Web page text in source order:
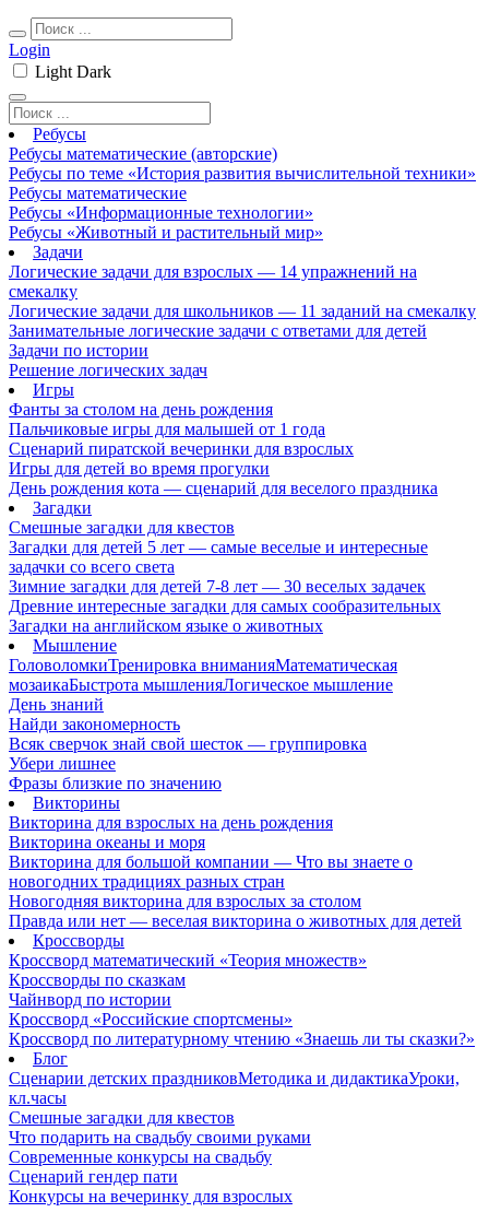
Login
Light Dark
Ребусы
Ребусы математические (авторские)
Ребусы по теме «История развития вычислительной техники»
Ребусы математические
Ребусы «Информационные технологии»
Ребусы «Животный и растительный мир»
Задачи
Логические задачи для взрослых — 14 упражнений на
смекалку
Логические задачи для школьников — 11 заданий на смекалку
Занимательные логические задачи с ответами для детей
Задачи по истории
Решение логических задач
Игры
Фанты за столом на день рождения
Пальчиковые игры для малышей от 1 года
Сценарий пиратской вечеринки для взрослых
Игры для детей во время прогулки
День рождения кота — сценарий для веселого праздника
Загадки
Смешные загадки для квестов
Загадки для детей 5 лет — самые веселые и интересные
задачки со всего света
Зимние загадки для детей 7-8 лет — 30 веселых задачек
Древние интересные загадки для самых сообразительных
Загадки на английском языке о животных
Мышление
ГоловоломкиТренировка вниманияМатематическая
мозаикаБыстрота мышленияЛогическое мышление
День знаний
Найди закономерность
Всяк сверчок знай свой шесток — группировка
Убери лишнее
Фразы близкие по значению
Викторины
Викторина для взрослых на день рождения
Викторина океаны и моря
Викторина для большой компании — Что вы знаете о
новогодних традициях разных стран
Новогодняя викторина для взрослых за столом
Правда или нет — веселая викторина о животных для детей
Кроссворды
Кроссворд математический «Теория множеств»
Кроссворды по сказкам
Чайнворд по истории
Кроссворд «Российские спортсмены»
Кроссворд по литературному чтению «Знаешь ли ты сказки?»
Блог
Сценарии детских праздниковМетодика и дидактикаУроки,
кл.часы
Смешные загадки для квестов
Что подарить на свадьбу своими руками
Современные конкурсы на свадьбу
Сценарий гендер пати
Конкурсы на вечеринку для взрослых